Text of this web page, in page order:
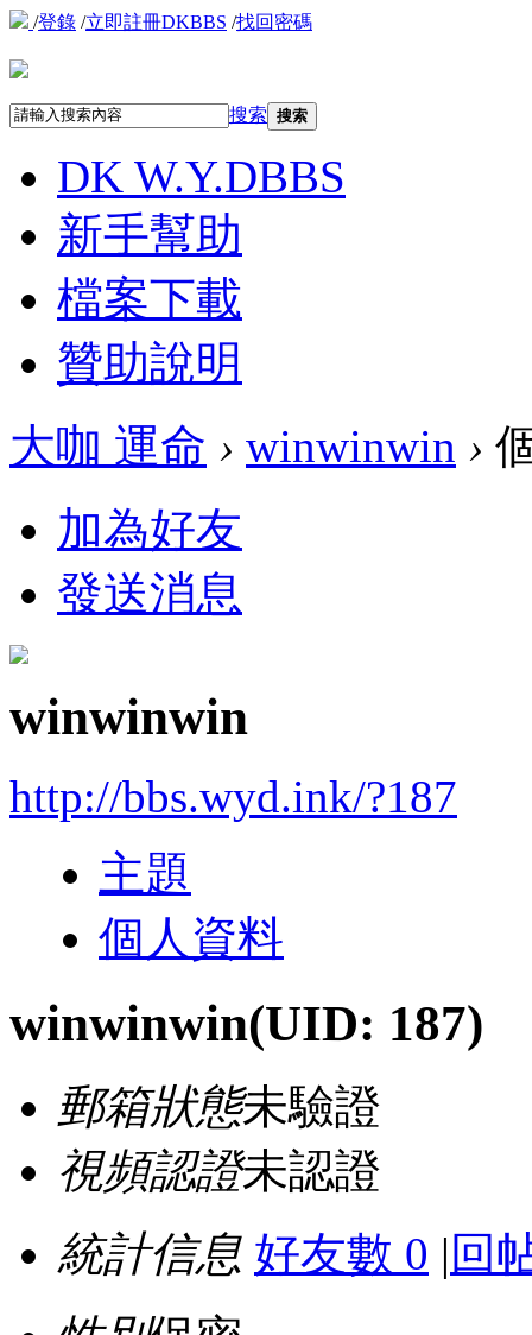
/登錄 /立即註冊DKBBS /找回密碼
搜索 搜索
DK W.Y.DBBS
新手幫助
檔案下載
贊助說明
大咖 運命 › winwinwin ›
加為好友
發送消息
winwinwin
http://bbs.wyd.ink/?187
主題
個人資料
winwinwin(UID: 187)
郵箱狀態未驗證
視頻認證未認證
統計信息 好友數 0 | 回